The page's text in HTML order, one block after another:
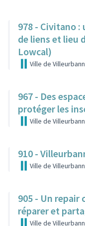
978 - Civitano
de liens et lieu
Lowcal)
Ville de
967 - Des
protéger les
Ville de
910 -
Ville de
905 - Un repair
réparer et
Ville de